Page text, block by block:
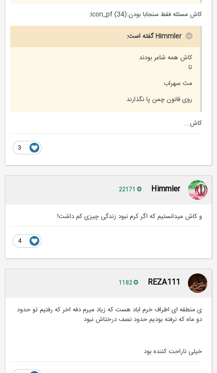
کاش مسئله فقط سنجابا بودن:icon_pf (34):
Himmler گفته است:
کاش همه شاعر بودند
مث سهراب
روی قانون چمن پا نگذارند
کاش...
Himmler
و کاش میدانستیم که اگر کرم نبود زندگی چیزی کم داشت!
REZA111
ی منطقه ای اطراف خرم اباد هست که زیاد میرم دفه اخر که رفتیم تو حدود
دو ماه که نرفته بودیم حدود نصف درختاش نبود
خیلی ناراحت کننده بود